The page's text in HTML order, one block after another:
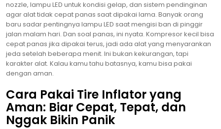
nozzle, lampu LED untuk kondisi gelap, dan sistem pendinginan
agar alat tidak cepat panas saat dipakai lama. Banyak orang
baru sadar pentingnya lampu LED saat mengisi ban di pinggir
jalan malam hari. Dan soal panas, ini nyata. Kompresor kecil bisa
cepat panas jika dipakai terus, jadi ada alat yang menyarankan
jeda setelah beberapa menit. Ini bukan kekurangan, tapi
karakter alat. Kalau kamu tahu batasnya, kamu bisa pakai
dengan aman.
Cara Pakai Tire Inflator yang
Aman: Biar Cepat, Tepat, dan
Nggak Bikin Panik